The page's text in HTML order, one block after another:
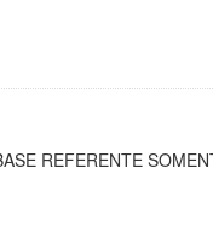
REFERENTE